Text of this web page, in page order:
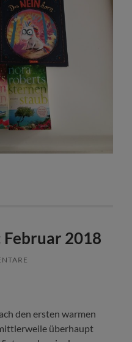
2018
den ersten warmen
überhaupt